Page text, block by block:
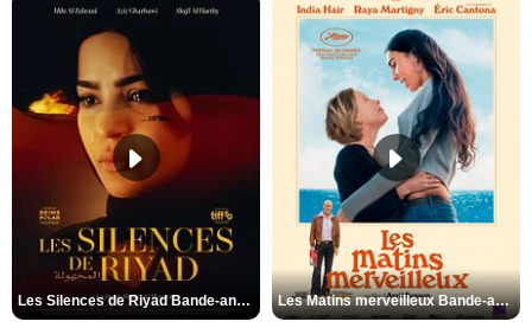
Les Silences de Riyad Bande-annonce VO STFR Les Matins merveilleux Bande-annonce VF